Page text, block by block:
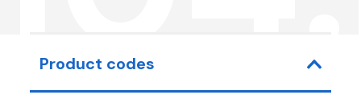
Product codes